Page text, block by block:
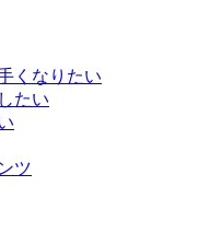
くなりたい
たい
ツ